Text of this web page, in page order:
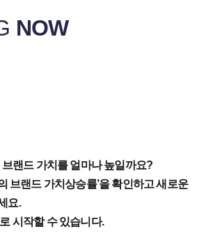
NOW
브랜드 가치를 얼마나 높일까요?
브랜드 가치상승률’을 확인하고 새로운
요.
시작할 수 있습니다.